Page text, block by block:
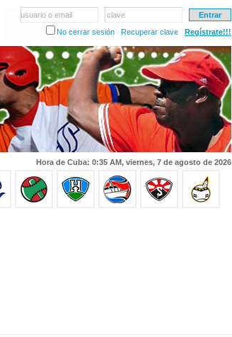
usuario o email
clave
No cerrar sesión
Recuperar clave Regístrate!!!
Hora de Cuba: 0:35 AM, viernes, 7 de agosto de 2026